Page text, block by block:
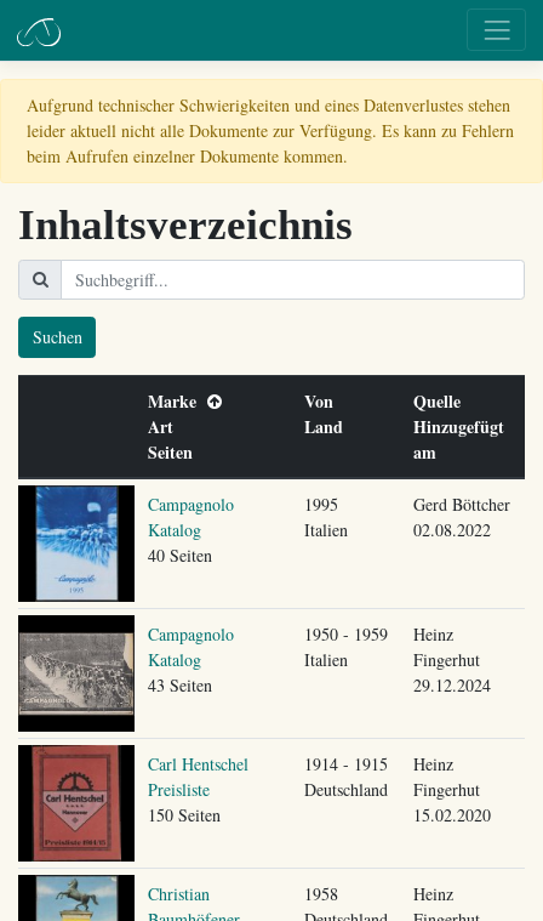
Aufgrund technischer Schwierigkeiten und eines Datenverlustes stehen
leider aktuell nicht alle Dokumente zur Verfügung. Es kann zu Fehlern
beim Aufrufen einzelner Dokumente kommen.
Inhaltsverzeichnis
Suchen
Marke
Art
Seiten
Von
Land
Quelle
Hinzugefügt
am
Campagnolo
Katalog
40 Seiten
1995
Italien
Gerd Böttcher
02.08.2022
Campagnolo
Katalog
43 Seiten
1950 - 1959
Italien
Heinz
Fingerhut
29.12.2024
Carl Hentschel
Preisliste
150 Seiten
1914 - 1915
Deutschland
Heinz
Fingerhut
15.02.2020
Christian
1958
Heinz